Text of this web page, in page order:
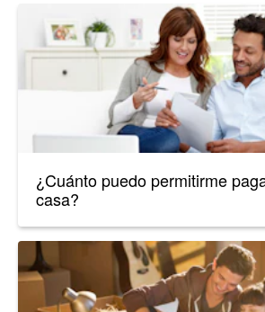
¿Cuánto puedo permitirme
casa?